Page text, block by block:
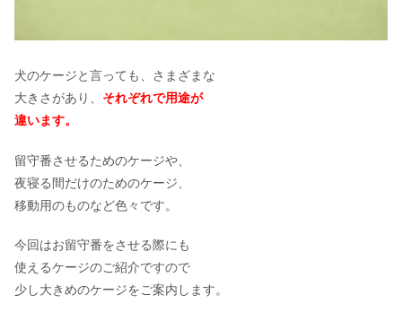
犬のケージと言っても、さまざまな
大きさがあり、 それぞれで用途が
違います。
留守番させるためのケージや、
夜寝る間だけのためのケージ、
移動用のものなど色々です。
今回はお留守番をさせる際にも
使えるケージのご紹介ですので
少し大きめのケージをご案内します。